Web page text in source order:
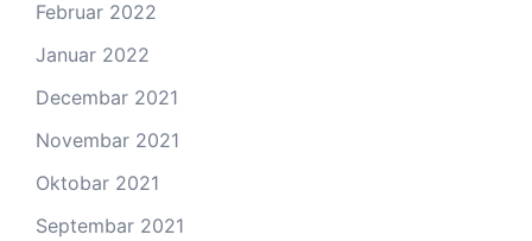
Februar 2022
Januar 2022
Decembar 2021
Novembar 2021
Oktobar 2021
Septembar 2021